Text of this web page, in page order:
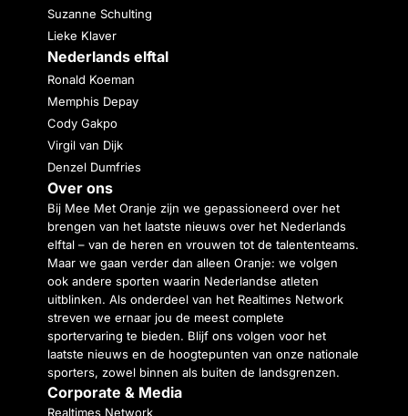
Suzanne Schulting
Lieke Klaver
Nederlands elftal
Ronald Koeman
Memphis Depay
Cody Gakpo
Virgil van Dijk
Denzel Dumfries
Over ons
Bij Mee Met Oranje zijn we gepassioneerd over het
brengen van het laatste nieuws over het Nederlands
elftal – van de heren en vrouwen tot de talententeams.
Maar we gaan verder dan alleen Oranje: we volgen
ook andere sporten waarin Nederlandse atleten
uitblinken. Als onderdeel van het Realtimes Network
streven we ernaar jou de meest complete
sportervaring te bieden. Blijf ons volgen voor het
laatste nieuws en de hoogtepunten van onze nationale
sporters, zowel binnen als buiten de landsgrenzen.
Corporate & Media
Realtimes Network